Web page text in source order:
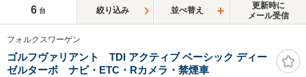
6 台 絞り込み 並べ替え
更新時に
メール受信
フォルクスワーゲン
ゴルフヴァリアント TDI アクティブ ベーシック ディー
ゼルターボ ナビ・ETC・Rカメラ・禁煙車